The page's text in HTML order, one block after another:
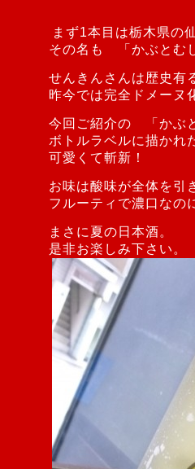
まず1本目は栃木県の
その名も 「かぶとむ
せんきんさんは歴史有
昨今では完全ドメーヌ
今回ご紹介の 「かぶ
ボトルラベルに描かれ
可愛くて斬新！
お味は酸味が全体を引
フルーティで濃口なの
まさに夏の日本酒。
是非お楽しみ下さい。